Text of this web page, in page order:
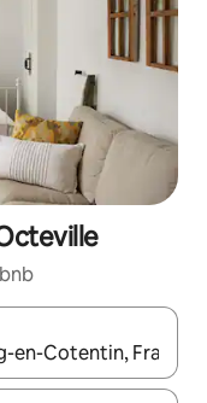
navigere med